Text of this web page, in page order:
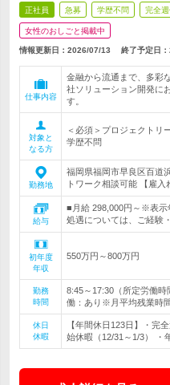
正社員 急募 学歴不問 完全
女性のおしごと掲載中
情報更新日：2026/07/13 終了予定日：
仕事内容
金融から流通まで、多彩
社ソリューション開発に
す。
対象と
なる方
＜必須＞プロジェクトリ
学歴不問
勤務地
福岡県福岡市早良区百道
トワーク相談可能 【雇入
給与
■月給 298,000円～※表示
処遇については、ご経験
初年度
年収
550万円～800万円
勤務
時間
8:45～17:30（所定労働
働：あり※月平均残業時
休日
休暇
【年間休日123日】・完
始休暇（12/31～1/3） ・